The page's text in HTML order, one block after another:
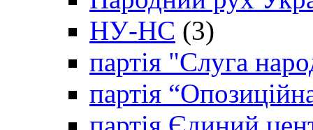
НУ-НС (3)
партія "Слуга
партія